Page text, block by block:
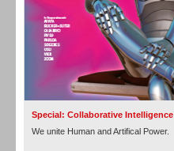
Special: Collaborative Intelligence
We unite Human and Artifical Power.
Inbound